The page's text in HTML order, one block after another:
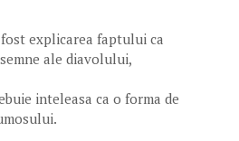
explicarea faptului ca
ale diavolului,
inteleasa ca o forma de